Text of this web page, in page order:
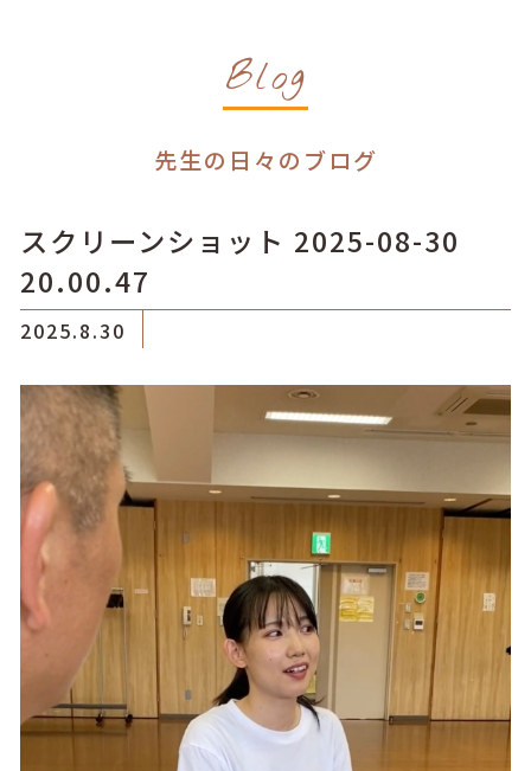
Blog
先生の日々のブログ
スクリーンショット 2025-08-30
20.00.47
2025.8.30